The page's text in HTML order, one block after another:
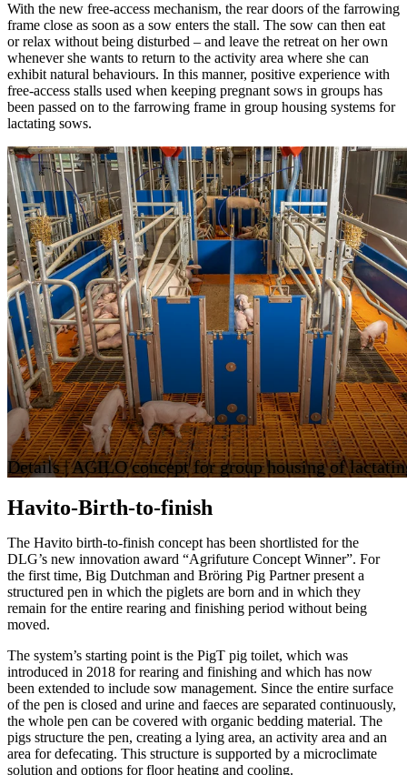
With the new free-access mechanism, the rear doors of the farrowing
frame close as soon as a sow enters the stall. The sow can then eat
or relax without being disturbed – and leave the retreat on her own
whenever she wants to return to the activity area where she can
exhibit natural behaviours. In this manner, positive experience with
free-access stalls used when keeping pregnant sows in groups has
been passed on to the farrowing frame in group housing systems for
lactating sows.
Details | AGILO concept for group housing of
Havito-Birth-to-finish
The Havito birth-to-finish concept has been shortlisted for the
DLG’s new innovation award “Agrifuture Concept Winner”. For
the first time, Big Dutchman and Bröring Pig Partner present a
structured pen in which the piglets are born and in which they
remain for the entire rearing and finishing period without being
moved.
The system’s starting point is the PigT pig toilet, which was
introduced in 2018 for rearing and finishing and which has now
been extended to include sow management. Since the entire surface
of the pen is closed and urine and faeces are separated continuously,
the whole pen can be covered with organic bedding material. The
pigs structure the pen, creating a lying area, an activity area and an
area for defecating. This structure is supported by a microclimate
solution and options for floor heating and cooling.